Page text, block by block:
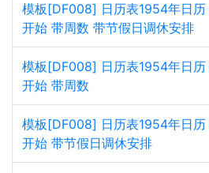
模板[DF008] 日历表1954年日
开始 带周数 带节假日调休安排
模板[DF008] 日历表1954年日
开始 带周数
模板[DF008] 日历表1954年日
开始 带节假日调休安排